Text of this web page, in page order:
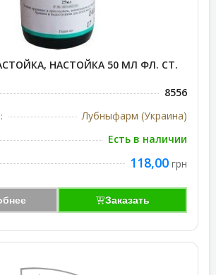
НАСТОЙКА 50 МЛ ФЛ. СТ.
8556
Лубныфарм (Украина)
Есть в наличии
118,00 грн
Заказать